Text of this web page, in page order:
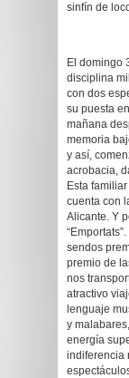
sinfín de
El domingo
disciplina
con dos
su puesta
mañana
memoria
y así,
acrobacia,
Esta
cuenta con
Alicante. Y
sendos
premio de
nos
atractivo
lenguaje
y
energía
indiferencia